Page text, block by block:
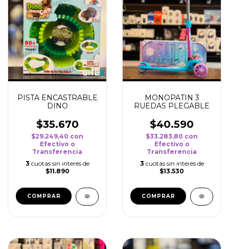
PISTA ENCASTRABLE
DINO
$35.670
$29.249,40 con
Efectivo o
Transferencia
3 cuotas sin interés de
$11.890
MONOPATIN 3
RUEDAS PLEGABLE
$40.590
$33.283,80 con
Efectivo o
Transferencia
3 cuotas sin interés de
$13.530